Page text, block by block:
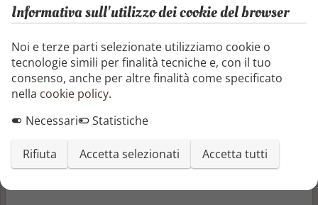
Per i bambini il mondo intero è un irresistibile parco
giochi che li implora di divertirsi. Nel toccante libro
per bambini, Il mondo è il mio tamburo, quel
divertimento è il suono dei risonanti tamburi del
piccolo Hudson! Hudson è in grado di trasformare
qualsiasi cosa in un tamburo e produrre suoni
incredibili!
Meravigliosamente illustrato ad acquerello, stimola i
bambini ad essere creativi con gli oggetti comuni che
Informativa sull'utilizzo dei cookie del browser
Noi e terze parti selezionate utilizziamo cookie o
tecnologie simili per finalità tecniche e, con il tuo
consenso, anche per altre finalità come specificato
nella cookie policy.
Necessari
Statistiche
Rifiuta Accetta selezionati Accetta tutti